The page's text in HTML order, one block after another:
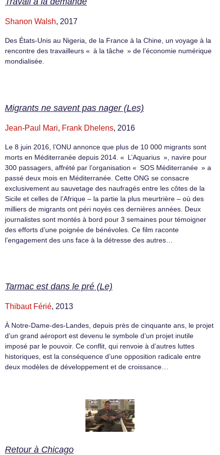
Shanon Walsh, 2017
Des États-Unis au Nigeria, de la France à la Chine, un voyage à la
rencontre des travailleurs « à la tâche » de l’économie numérique
mondialisée.
Migrants ne savent pas nager (Les)
Jean-Paul Mari, Frank Dhelens, 2016
Le 8 juin 2016, l’ONU annonce que plus de 10 000 migrants sont
morts en Méditerranée depuis 2014. « L’Aquarius », navire pour
300 passagers, affrété par l’organisation « SOS Méditerranée » a
passé deux mois en Méditerranée. Cette ONG se consacre
exclusivement au sauvetage des naufragés entre les côtes de la
Sicile et celles de l’Afrique – la partie la plus meurtrière – où des
milliers de migrants ont péri noyés ces dernières années. Deux
journalistes sont montés à bord pour 3 semaines pour témoigner
des efforts d’une poignée de bénévoles. Ce film raconte
l’engagement des uns face à la détresse des autres…
Tarmac est dans le pré (Le)
Thibaut Férié, 2013
À Notre-Dame-des-Landes, depuis près de cinquante ans, le projet
d’un grand aéroport est devenu le symbole d’un projet inutile
imposé par le pouvoir. Ce conflit, qui renvoie à d’autres luttes
historiques, est la conséquence d’une opposition radicale entre
deux modèles de développement et de croissance…
Retour à Chicago